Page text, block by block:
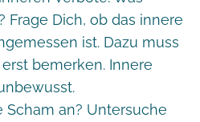
Frage Dich, ob das innere
ist. Dazu muss
bemerken. Innere
an? Untersuche